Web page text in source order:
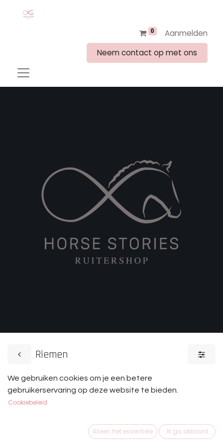
0
Aanmelden
Neem contact op met ons
Riemen
Sokken Handschoenen
We gebruiken cookies om je een betere
gebruikerservaring op deze website te bieden.
Cookiebeleid
Alleen het essentiële Ik ga akkoord